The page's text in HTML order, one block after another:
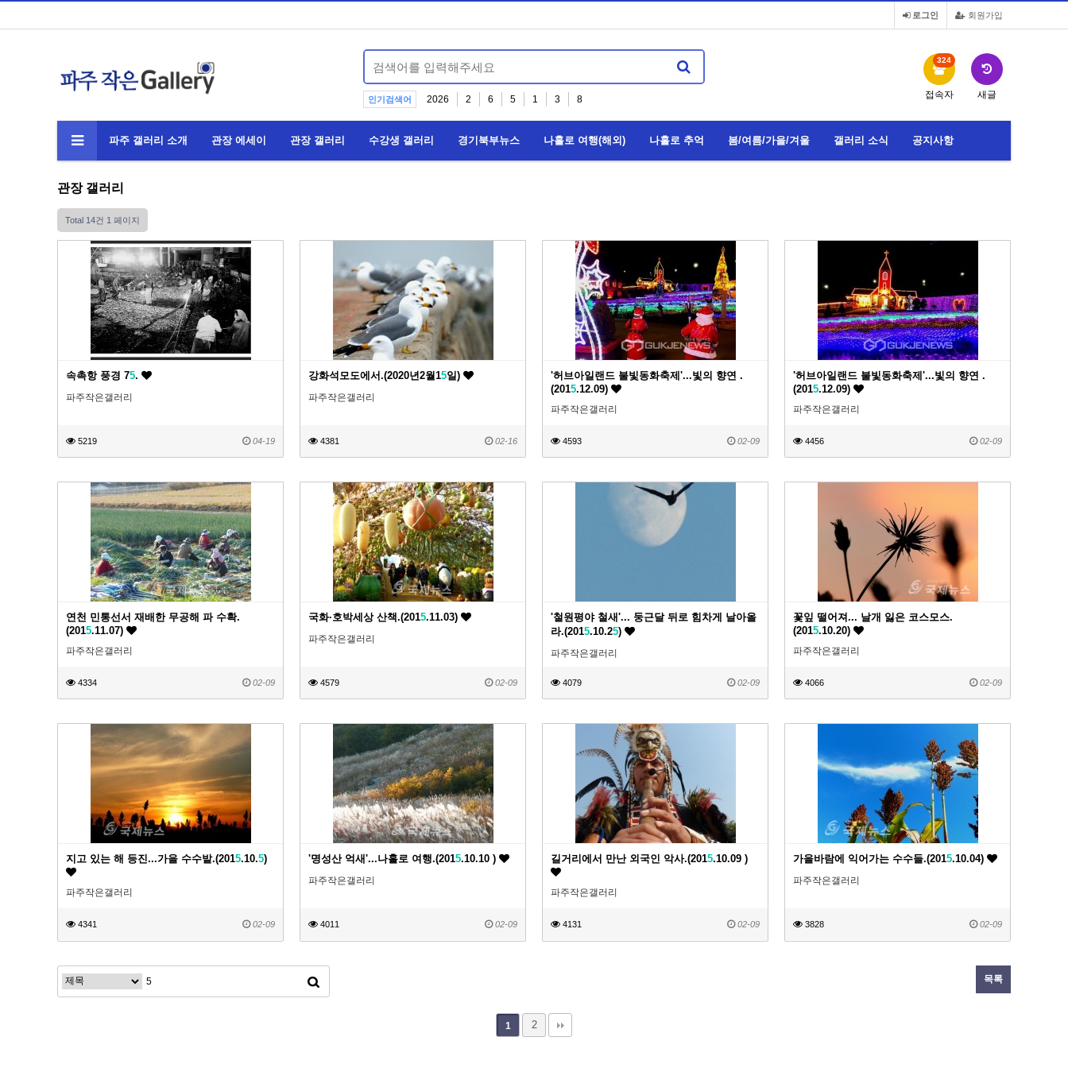
회원가입
로그인
인기검색어 2026 2 6 5 1 3 8 접속자
324
새글
파주 갤러리 소개 관장 에세이 관장 갤러리 수강생 갤러리 경기북부뉴스 나홀로 여행(해외) 나홀로 추억 봄/여름/가을/겨울 갤러리 소식 공지사항
관장 갤러리
Total 14건 1 페이지
속촉항 풍경 75.
파주작은갤러리
5219 04-19
강화석모도에서.(2020년2월15일)
파주작은갤러리
4381 02-16
'허브아일랜드 불빛동화축제'...빛의 향연 .
(2015.12.09)
파주작은갤러리
4593 02-09
'허브아일랜드 불빛동화축제'...빛의 향연 .
(2015.12.09)
파주작은갤러리
4456 02-09
연천 민통선서 재배한 무공해 파 수확.
(2015.11.07)
파주작은갤러리
4334 02-09
국화·호박세상 산책.(2015.11.03)
파주작은갤러리
4579 02-09
'철원평야 철새'... 둥근달 뒤로 힘차게 날아올
라.(2015.10.25)
파주작은갤러리
4079 02-09
꽃잎 떨어져... 날개 잃은 코스모스.
(2015.10.20)
파주작은갤러리
4066 02-09
지고 있는 해 등진...가을 수수밭.(2015.10.5)
파주작은갤러리
4341 02-09
'명성산 억새'...나홀로 여행.(2015.10.10 )
파주작은갤러리
4011 02-09
길거리에서 만난 외국인 악사.(2015.10.09 )
파주작은갤러리
4131 02-09
가을바람에 익어가는 수수들.(2015.10.04)
파주작은갤러리
3828 02-09
목록
1 2